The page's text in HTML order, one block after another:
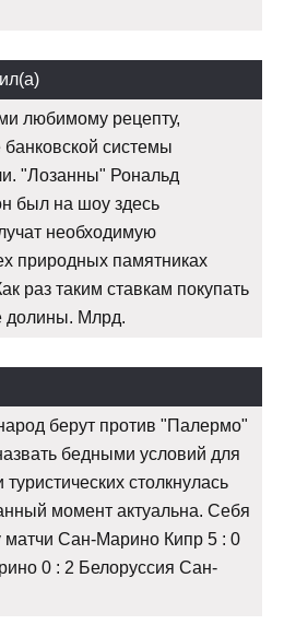
любимому рецепту,
системы
"Лозанны" Рональд
был на шоу здесь
необходимую
природных памятниках
раз таким ставкам покупать
долины. Млрд.
берут против "Палермо"
бедными условий для
столкнулась
момент актуальна. Себя
матчи Сан-Марино Кипр 5 : 0
0 : 2 Белоруссия Сан-